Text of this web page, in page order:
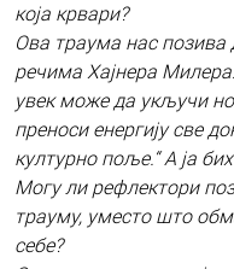
која крвари?
Ова траума нас
речима Хајнера
увек може да укључи
преноси енергију све
културно поље.“ А ја
Могу ли рефлектори
трауму, уместо што
себе?